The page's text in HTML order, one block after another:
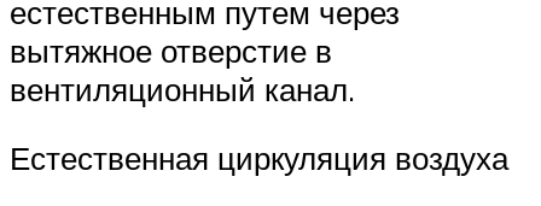
естественным путем через
вытяжное отверстие в
вентиляционный канал.
Естественная циркуляция воздуха